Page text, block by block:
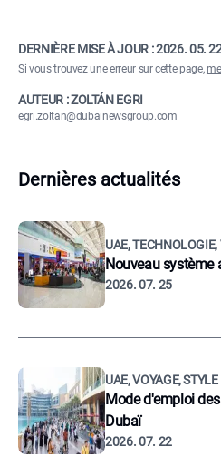
DERNIÈRE MISE À JOUR :2026. 05.
Si vous trouvez une erreur sur cette page,
AUTEUR : ZOLTÁN EGRI
egri.zoltan@dubainewsgroup.com
Dernières actualités
UAE, TECHNOLOGIE,
Nouveau système
2026. 07. 25
UAE, VOYAGE, STYLE
Mode d'emploi
Dubaï
2026. 07. 22